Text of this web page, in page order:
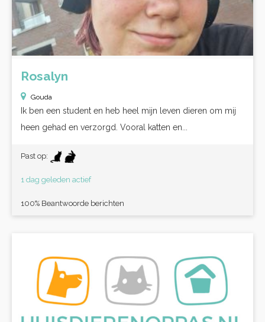
Rosalyn
Gouda
Ik ben een student en heb heel mijn leven dieren om mij
heen gehad en verzorgd. Vooral katten en...
Past op:
1 dag geleden actief
100% Beantwoorde berichten